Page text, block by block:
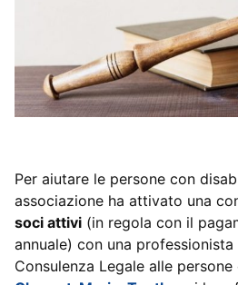
Per aiutare le persone con
associazione ha attivato una
soci attivi (in regola con il
annuale) con una
Consulenza Legale alle persone